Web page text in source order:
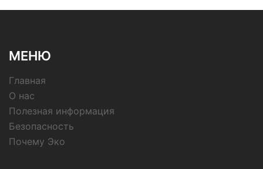
МЕНЮ
Главная
О нас
Полезная информация
Безопасность
Почему Эко